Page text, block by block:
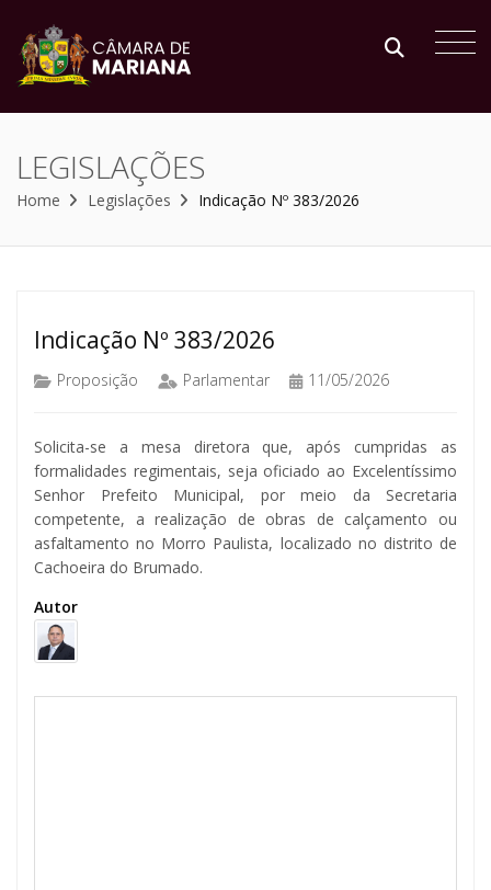
LEGISLAÇÕES
Home Legislações Indicação Nº 383/2026
Indicação Nº 383/2026
Proposição Parlamentar 11/05/2026
Solicita-se a mesa diretora que, após cumpridas as
formalidades regimentais, seja oficiado ao Excelentíssimo
Senhor Prefeito Municipal, por meio da Secretaria
competente, a realização de obras de calçamento ou
asfaltamento no Morro Paulista, localizado no distrito de
Cachoeira do Brumado.
Autor